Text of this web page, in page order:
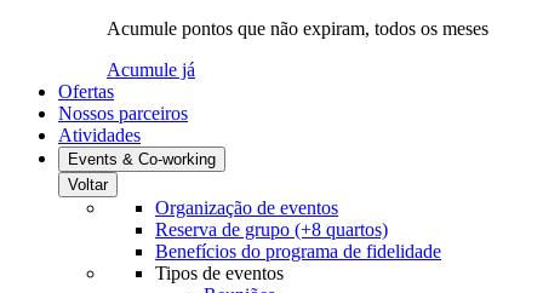
Acumule pontos que não expiram, todos os meses
Acumule já
Ofertas
Nossos parceiros
Atividades
Events & Co-working
Voltar
Organização de eventos
Reserva de grupo (+8 quartos)
Benefícios do programa de fidelidade
Tipos de eventos